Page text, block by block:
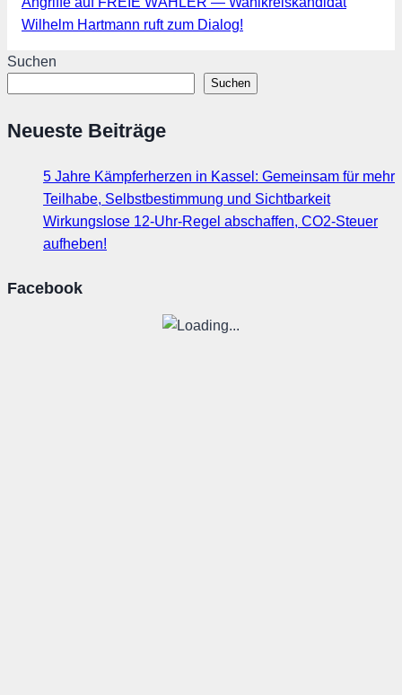
Wilhelm Hartmann ruft zum Dialog!
Suchen
Suchen
Neueste Beiträge
5 Jahre Kämpferherzen in Kassel: Gemeinsam für mehr
Teilhabe, Selbstbestimmung und Sichtbarkeit
Wirkungslose 12-Uhr-Regel abschaffen, CO2-Steuer
aufheben!
Facebook